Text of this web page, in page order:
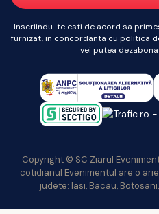
Inscriindu-te esti de acord sa
furnizat, in concordanta cu politica
vei putea
Copyright © SC Ziarul
cotidianul Evenimentul are o
judete: Iasi, Bacau,